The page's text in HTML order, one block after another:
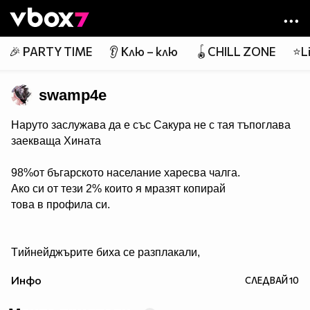
👾
🎉 PARTY TIME 👂 Клю – клю 🪀CHILL ZONE
swamp4e
Наруто заслужава да е със Сакура не с тая тъпоглава
заекваща Хината
98%от бъгарското населание харесва чалга.
Ако си от тези 2% които я мразят копирай
това в профила си.
Tийнейджърите биха се разплакали,
небостъргач, готов да скочи всеки момент. Ако си от
Инфо СЛЕДВАЙ10